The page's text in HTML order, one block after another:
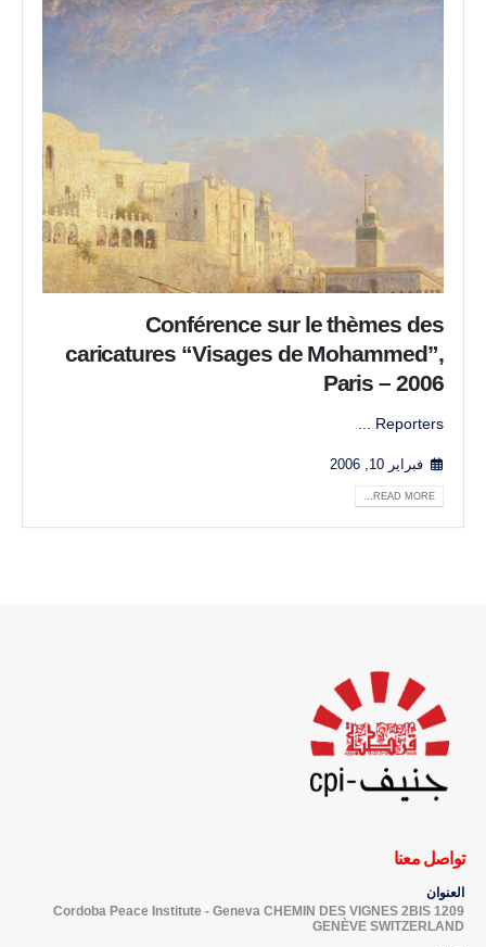
Conférence sur le thèmes des
caricatures “Visages de Mohammed”,
Paris – 2006
Reporters ...
فبراير 10, 2006
READ MORE...
تواصل معنا
العنوان
Cordoba Peace Institute - Geneva CHEMIN DES VIGNES 2BIS 1209
GENÈVE SWITZERLAND